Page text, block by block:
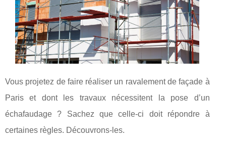
Vous projetez de faire réaliser un ravalement de façade à
Paris et dont les travaux nécessitent la pose d’un
échafaudage ? Sachez que celle-ci doit répondre à
certaines règles. Découvrons-les.